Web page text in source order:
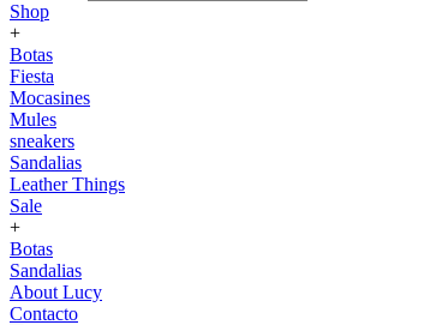
Shop
+
Botas
Fiesta
Mocasines
Mules
sneakers
Sandalias
Leather Things
Sale
+
Botas
Sandalias
About Lucy
Contacto